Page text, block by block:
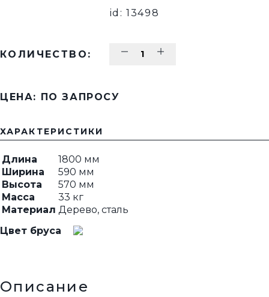
id: 13498
КОЛИЧЕСТВО:
ЦЕНА: ПО ЗАПРОСУ
ХАРАКТЕРИСТИКИ
Длина
1800 мм
Ширина
590 мм
Высота
570 мм
Масса
33 кг
Материал Дерево, сталь
Цвет бруса
Описание